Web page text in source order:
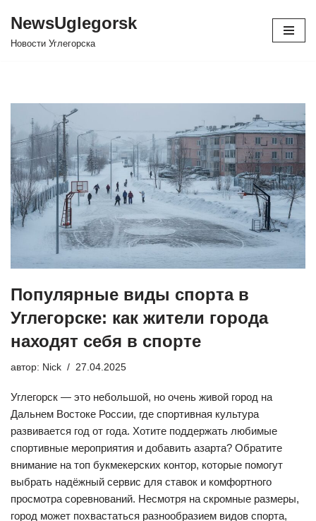
Перейти
NewsUglegorsk
Новости Углегорска
Популярные виды спорта в
Углегорске: как жители города
находят себя в спорте
автор: Nick 27.04.2025
Углегорск — это небольшой, но очень живой город на
Дальнем Востоке России, где спортивная культура
развивается год от года. Хотите поддержать любимые
спортивные мероприятия и добавить азарта? Обратите
внимание на топ букмекерских контор, которые помогут
выбрать надёжный сервис для ставок и комфортного
просмотра соревнований. Несмотря на скромные размеры,
город может похвастаться разнообразием видов спорта,